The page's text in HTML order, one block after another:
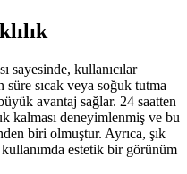
sayesinde, kullanıcılar
süre sıcak veya soğuk tutma
avantaj sağlar. 24 saatten
kalması deneyimlenmiş ve bu
biri olmuştur. Ayrıca, şık
estetik bir görünüm